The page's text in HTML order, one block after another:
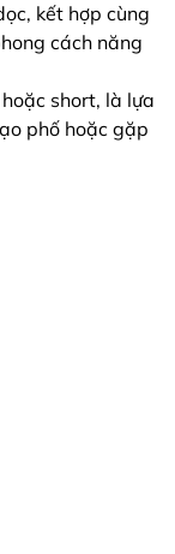
kết hợp cùng
cách năng
short, là lựa
phố hoặc gặp